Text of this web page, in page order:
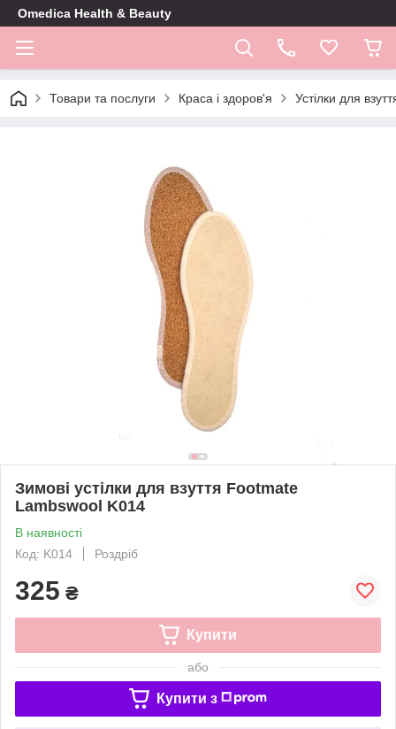
Omedica Health & Beauty
Товари та послуги Краса і здоров'я Устілки для
Зимові устілки для взуття Footmate
Lambswool K014
В наявності
Код: K014
Роздріб
325 ₴
Купити
або
Купити з